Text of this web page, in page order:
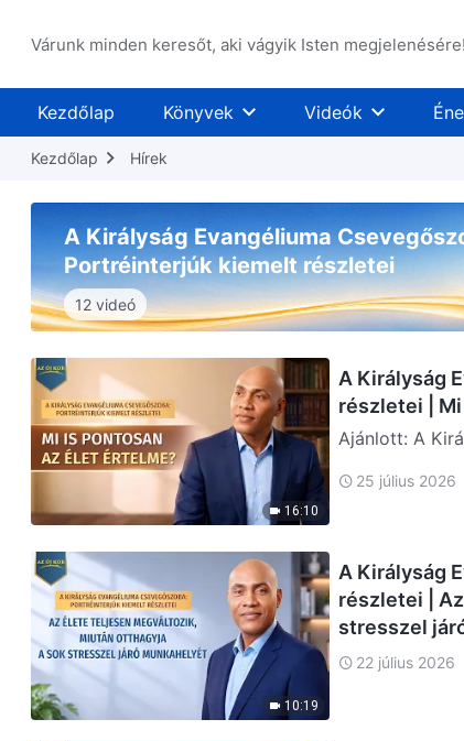
Várunk minden keresőt, aki vágyik Isten megjelenésére!
Kezdőlap Könyvek Videók
Kezdőlap Hírek
A Királyság Evangéliuma
Portréinterjúk kiemelt részletei
12 videó
16:10
A Királyság
részletei |
Ajánlott: A
25 július 2026
10:19
A Királyság
részletei |
stresszel
22 július 2026